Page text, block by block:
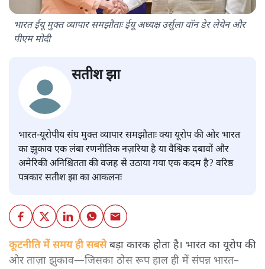
भारत ईयू मुक्त व्यापार समझौताः ईयू अध्यक्ष उर्सुला वॉन डेर लेयेन और
पीएम मोदी
सतीश झा
भारत-यूरोपीय संघ मुक्त व्यापार समझौताः क्या यूरोप की ओर भारत
का झुकाव एक लंबा रणनीतिक नज़रिया है या वैश्विक दबावों और
अमेरिकी अनिश्चितता की वजह से उठाया गया एक कदम है? वरिष्ठ
पत्रकार सतीश झा का आकलनः
कूटनीति में समय ही सबसेबड़ा कारक होता है। भारत का यूरोप की
ओर ताज़ा झुकाव—जिसका ठोस रूप हाल ही में संपन्न भारत–